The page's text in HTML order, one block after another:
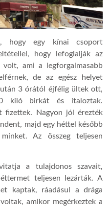
hogy egy kínai csoport
hogy lefoglalják az
volt, ami a legforgalmasabb
de az egész helyet
3 órától éjfélig ültek ott,
kiló birkát és italoztak.
fizettek. Nagyon jól érezték
majd egy héttel később
Az összeg teljesen
a tulajdonos szavait,
teljesen lezárták. A
kaptak, ráadásul a drága
amikor megérkeztek a